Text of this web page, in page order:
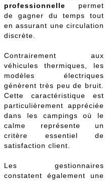
professionnelle permet
de gagner du temps tout
en assurant une circulation
discrète.
Contrairement aux
véhicules thermiques, les
modèles électriques
génèrent très peu de bruit.
Cette caractéristique est
particulièrement appréciée
dans les campings où le
calme représente un
critère essentiel de
satisfaction client.
Les gestionnaires
constatent également une